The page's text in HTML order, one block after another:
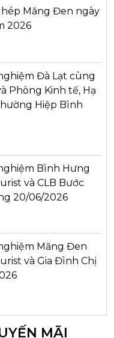
Măng Đen ngày
2026
Đà Lạt cùng
Phòng Kinh tế, Hạ
Hiệp Bình
Bình Hưng
và CLB Bước
20/06/2026
Măng Đen
và Gia Đình Chị
MÃI